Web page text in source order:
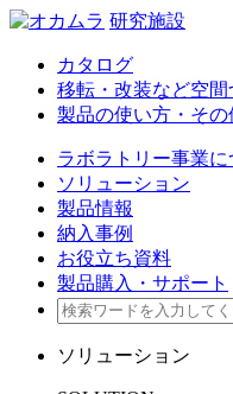
研究施設
カタログ
移転・改装など空
製品の使い方・そ
ラボラトリー事業に
ソリューション
製品情報
納入事例
お役立ち資料
製品購入・サポート
ソリューション